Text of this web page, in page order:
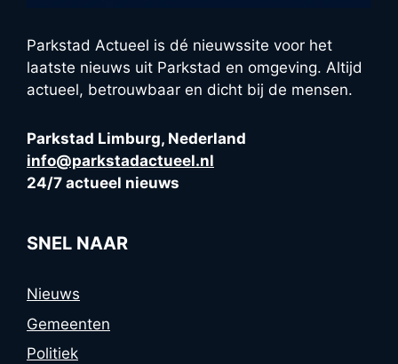
Parkstad Actueel is dé nieuwssite voor het
laatste nieuws uit Parkstad en omgeving. Altijd
actueel, betrouwbaar en dicht bij de mensen.
Parkstad Limburg, Nederland
info@parkstadactueel.nl
24/7 actueel nieuws
SNEL NAAR
Nieuws
Gemeenten
Politiek